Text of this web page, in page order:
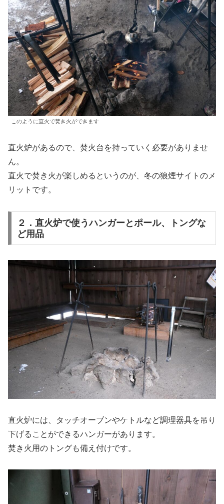
このように直火で焚き火ができます
直火炉があるので、焚火台を持っていく必要がありませ
ん。
直火で焚き火が楽しめるというのが、冬の狼煙サイトのメ
リットです。
２．直火炉で使うハンガーとポール、トングな
ど用品
直火炉には、タッチオーブンやケトルなど調理器具を吊り
下げることができるハンガーがあります。
焚き火用のトングも備え付けです。